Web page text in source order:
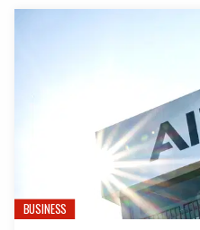
BUSINESS